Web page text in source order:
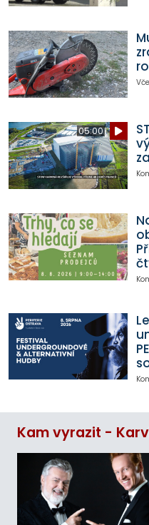
05:00
Kam vyrazit -